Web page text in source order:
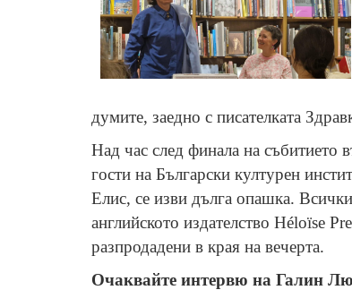
думите, заедно с писателката
Над час след финала на събитието
гости на Български културен
Елис, се изви дълга опашка.
английското издателство Héloïse
разпродадени в края на вечерта.
Очаквайте интервю на Галин